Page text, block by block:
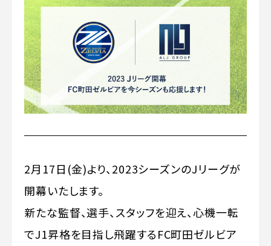
2月17日(金)より、2023シーズンのJリーグが
開幕いたします。
新たな監督、選手、スタッフを迎え、心機一転
でJ1昇格を目指し飛躍するFC町田ゼルビア